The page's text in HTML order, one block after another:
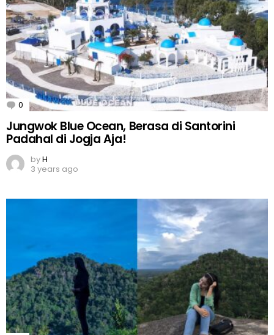
0 Comments
Jungwok Blue Ocean, Berasa di Santorini
Padahal di Jogja Aja!
byH
3 years ago